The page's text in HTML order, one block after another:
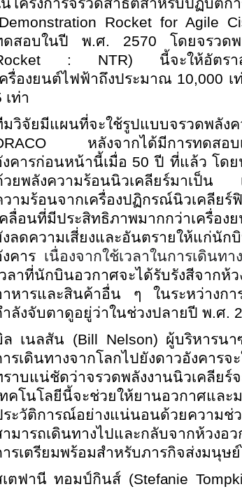
โครงการจรวดสาธิตสำหรับปฏิบั
Rocket for Agile
ดสอบในปี พ.ศ. 2570 โดยจรวดพ
: NTR) นี้จะให้อัตราส่ว
รื่องยนต์ไฟฟ้าถึงประมาณ 10,000
เท่า
วิจัยมีแผนที่จะใช้รูปแบบจรวดพลัง
หลังจากได้มีการทดสอบเ
คารก่อนหน้านี้เมื่อ 50 ปี ที่แล้ว โด
ยพลังความร้อนนิวเคลียร์มาเป็น
ามร้อนจากเครื่องปฏิกรณ์นิวเคลียร์
ลื่อนที่มีประสิทธิภาพมากกว่าเครื่อ
ลดความเสี่ยงและอันตรายให้แก่นัก
คาร เนื่องจากใช้เวลาในการเดินท
วลาที่นักบินอวกาศจะได้รับรังสีจา
หารและสินค้าอื่น ๆ ในระหว่างกา
ลังจับตาดูอยู่ว่าในช่วงปลายปี พ.ศ.
ล เนลสัน (Bill Nelson) ผู้บริหารนา
รเดินทางจากโลกไปยังดาวอังคาร
าบแน่ชัดว่าจรวดพลังงานนิวเคลี
คโนโลยีนี้จะช่วยให้ยานอวกาศและ
ะวัติการณ์อย่างแน่นอนด้วยความ
มารถเดินทางไปและกลับจากห้ว
รเตรียมพร้อมสำหรับภารกิจส่งมนุษย์
เตฟานี ทอมป์กินส์ (Stefanie